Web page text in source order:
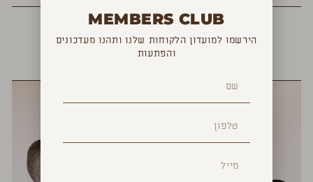
MEMBERS CLUB
הירשמו למועדון הלקוחות שלנו ותהנו מעדכונים
והפתעות